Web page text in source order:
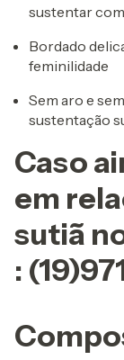
sustentar
Bordado
feminilidade
Sem aro e
sustentação
Caso
em
sutiã
: